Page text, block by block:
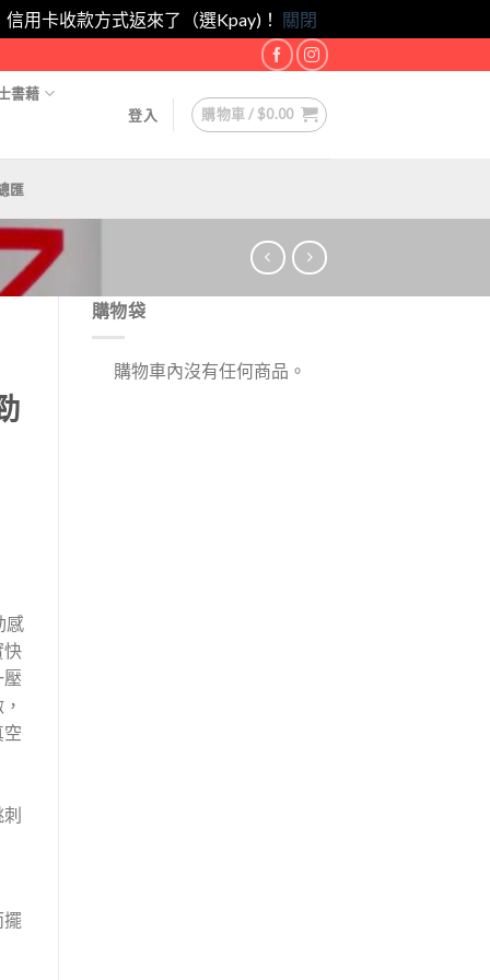
用卡收款方式返來了（選Kpay)！ 關閉
書藉
登入
購物車 /$0.00
匯
購物袋
購物車內沒有任何商品。
感
快